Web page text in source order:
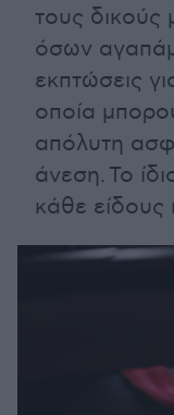
τους δικούς
όσων
εκπτώσεις
οποία
απόλυτη
άνεση. Το
κάθε είδους